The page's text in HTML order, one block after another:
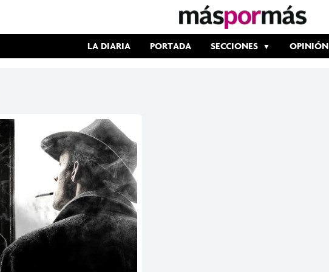
LA DIARIA PORTADA SECCIONES OPINIÓN